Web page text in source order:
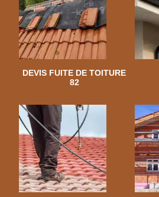
DEVIS FUITE DE TOITURE
82